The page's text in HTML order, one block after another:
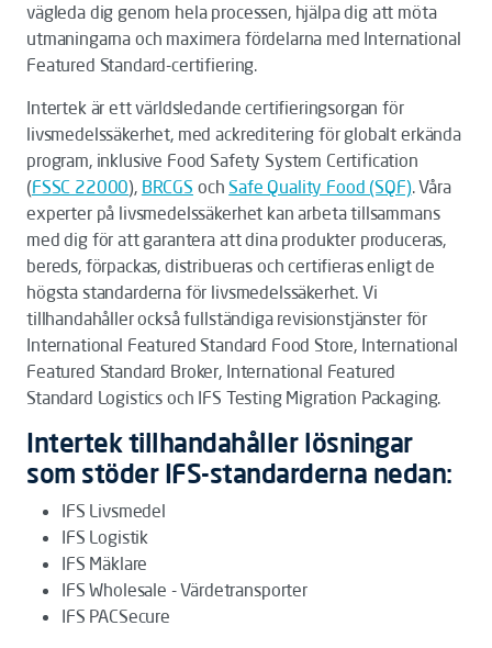
vägleda dig genom hela processen, hjälpa dig att möta
utmaningarna och maximera fördelarna med International
Featured Standard-certifiering.
Intertek är ett världsledande certifieringsorgan för
livsmedelssäkerhet, med ackreditering för globalt erkända
program, inklusive Food Safety System Certification
(FSSC 22000), BRCGS ochSafe Quality Food (SQF). Våra
experter på livsmedelssäkerhet kan arbeta tillsammans
med dig för att garantera att dina produkter produceras,
bereds, förpackas, distribueras och certifieras enligt de
högsta standarderna för livsmedelssäkerhet. Vi
tillhandahåller också fullständiga revisionstjänster för
International Featured Standard Food Store, International
Featured Standard Broker, International Featured
Standard Logistics och IFS Testing Migration Packaging.
Intertek tillhandahåller lösningar
som stöder IFS-standarderna nedan:
IFS Livsmedel
IFS Logistik
IFS Mäklare
IFS Wholesale - Värdetransporter
IFS PACSecure